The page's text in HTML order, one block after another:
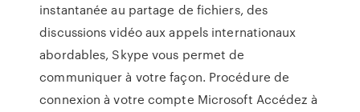
instantanée au partage de fichiers, des
discussions vidéo aux appels internationaux
abordables, Skype vous permet de
communiquer à votre façon. Procédure de
connexion à votre compte Microsoft Accédez à